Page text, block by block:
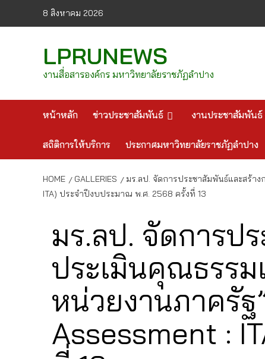
8 สิงหาคม 2026
LPRUNEWS
งานสื่อสารองค์กร มหาวิทยาลัยราชภัฏลำปาง
หน้าหลัก ข่าวประชาสัมพันธ์ งานประชาสัมพันธ์
สถิติการให้บริการ ประกาศมหาวิทยาลัยราชภัฏลำปาง
HOME GALLERIES
มร.ลป. จัดการประชาสัมพันธ์และสร้าง
ITA) ประจำปีงบประมาณ พ.ศ. 2568 ครั้งที่ 13
มร.ลป. จัดการป
ประเมินคุณธรรม
หน่วยงานภาครั
Assessment :